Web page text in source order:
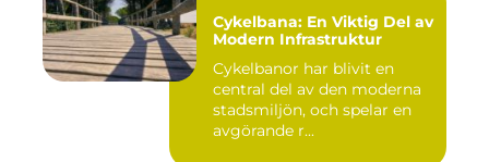
Cykelbana: En Viktig Del av
Modern Infrastruktur
Cykelbanor har blivit en
central del av den moderna
stadsmiljön, och spelar en
avgörande r...